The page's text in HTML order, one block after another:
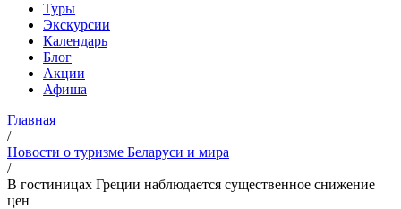
Туры
Экскурсии
Календарь
Блог
Акции
Афиша
Главная
/
Новости о туризме Беларуси и мира
/
В гостиницах Греции наблюдается существенное снижение
цен